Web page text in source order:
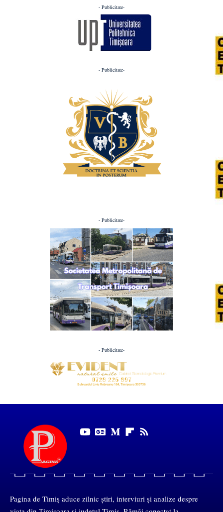
- Publicitate-
- Publicitate-
- Publicitate-
- Publicitate-
Pagina de Timiș aduce zilnic știri, interviuri și analize despre